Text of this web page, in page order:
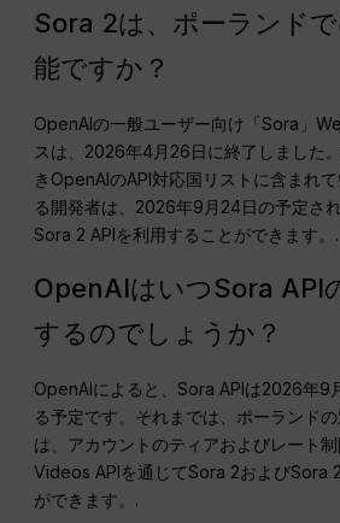
Sora 2は、ポーランド
能ですか？
OpenAIの一般ユーザー向け「Sora」
スは、2026年4月26日に終了しました
きOpenAIのAPI対応国リストに含まれ
る開発者は、2026年9月24日の予定さ
Sora 2 APIを利用することができます。.
OpenAIはいつSora API
するのでしょうか？
OpenAIによると、Sora APIは2026年9
る予定です。それまでは、ポーランド
は、アカウントのティアおよびレート制
Videos APIを通じてSora 2およびSora
ができます。.